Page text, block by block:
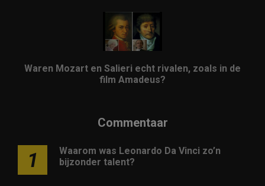
Waren Mozart en Salieri echt rivalen, zoals in de
film Amadeus?
Commentaar
1
Waarom was Leonardo Da Vinci zo’n
bijzonder talent?